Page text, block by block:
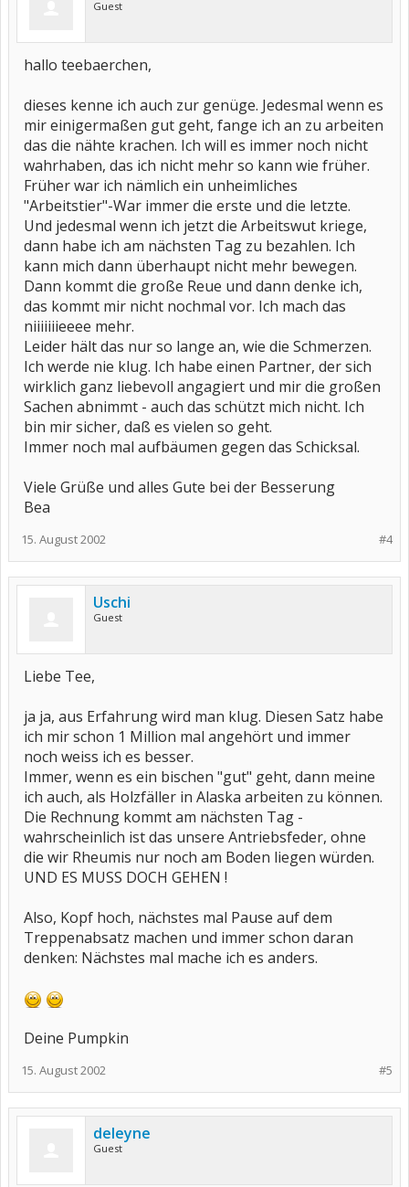
Guest
hallo teebaerchen,
dieses kenne ich auch zur genüge. Jedesmal wenn es
mir einigermaßen gut geht, fange ich an zu arbeiten
das die nähte krachen. Ich will es immer noch nicht
wahrhaben, das ich nicht mehr so kann wie früher.
Früher war ich nämlich ein unheimliches
"Arbeitstier"-War immer die erste und die letzte.
Und jedesmal wenn ich jetzt die Arbeitswut kriege,
dann habe ich am nächsten Tag zu bezahlen. Ich
kann mich dann überhaupt nicht mehr bewegen.
Dann kommt die große Reue und dann denke ich,
das kommt mir nicht nochmal vor. Ich mach das
niiiiiiieeee mehr.
Leider hält das nur so lange an, wie die Schmerzen.
Ich werde nie klug. Ich habe einen Partner, der sich
wirklich ganz liebevoll angagiert und mir die großen
Sachen abnimmt - auch das schützt mich nicht. Ich
bin mir sicher, daß es vielen so geht.
Immer noch mal aufbäumen gegen das Schicksal.
Viele Grüße und alles Gute bei der Besserung
Bea
#4
15. August 2002
Uschi
Guest
Liebe Tee,
ja ja, aus Erfahrung wird man klug. Diesen Satz habe
ich mir schon 1 Million mal angehört und immer
noch weiss ich es besser.
Immer, wenn es ein bischen "gut" geht, dann meine
ich auch, als Holzfäller in Alaska arbeiten zu können.
Die Rechnung kommt am nächsten Tag -
wahrscheinlich ist das unsere Antriebsfeder, ohne
die wir Rheumis nur noch am Boden liegen würden.
UND ES MUSS DOCH GEHEN !
Also, Kopf hoch, nächstes mal Pause auf dem
Treppenabsatz machen und immer schon daran
denken: Nächstes mal mache ich es anders.
Deine Pumpkin
#5
15. August 2002
deleyne
Guest